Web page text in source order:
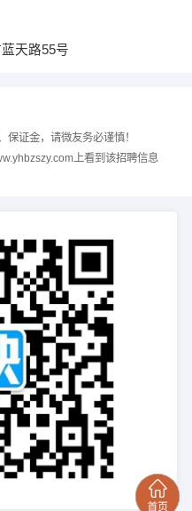
天路55号
证金，请微友务必谨慎！
上看到该招聘信息